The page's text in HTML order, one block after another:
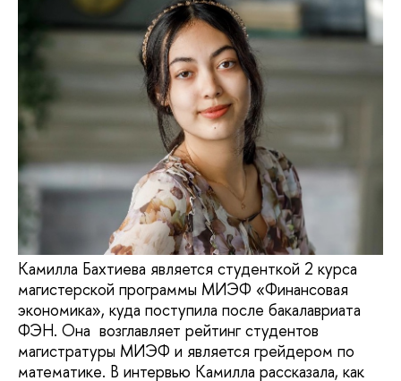
Камилла Бахтиева является студенткой 2 курса
магистерской программы МИЭФ «Финансовая
экономика», куда поступила после бакалавриата
ФЭН. Она возглавляет рейтинг студентов
магистратуры МИЭФ и является грейдером по
математике. В интервью Камилла рассказала, как